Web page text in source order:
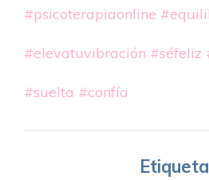
#psicoterapiaonline
#elevatuvibración #séfeliz
#suelta #confía